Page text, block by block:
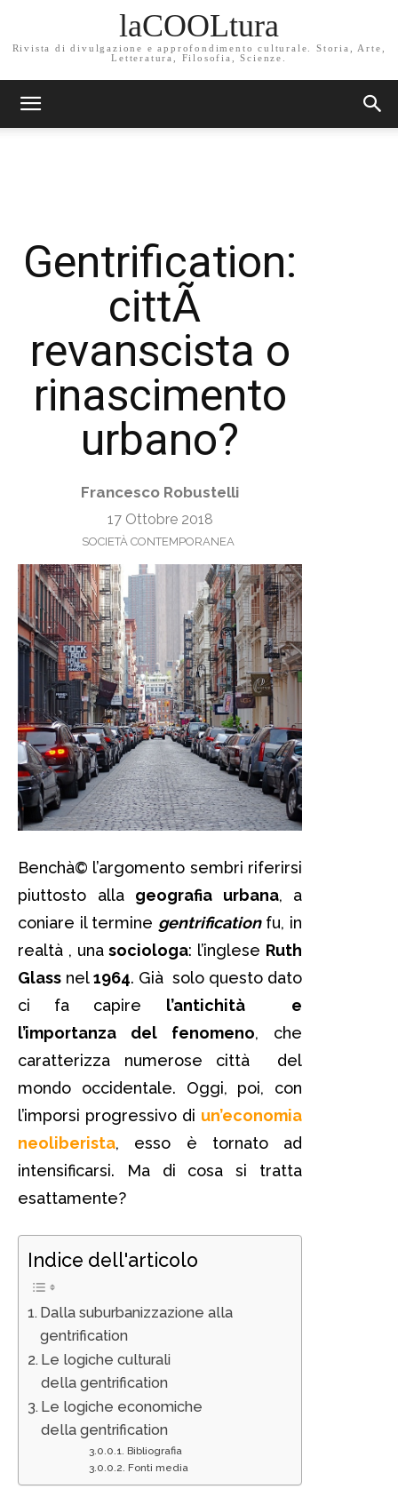
laCOOLtura
Rivista di divulgazione e approfondimento culturale. Storia, Arte,
Letteratura, Filosofia, Scienze.
Gentrification:
cittÃ
revanscista o
rinascimento
urbano?
Francesco Robustelli
17 Ottobre 2018
SOCIETÀ CONTEMPORANEA
Benchà© l’argomento sembri riferirsi
piuttosto alla geografia urbana, a
coniare il termine gentrificationfu, in
realtà , unasociologa: l’inglese Ruth
Glass nel1964. Già solo questo dato
ci fa capire l’antichità e
l’importanza del fenomeno, che
caratterizza numerose città del
mondo occidentale. Oggi, poi, con
l’imporsi progressivo di un’economia
neoliberista, esso è tornato ad
intensificarsi. Ma di cosa si tratta
esattamente?
Indice dell'articolo
Dalla suburbanizzazione alla
gentrification
Le logiche culturali
della gentrification
Le logiche economiche
della gentrification
Bibliografia
Fonti media